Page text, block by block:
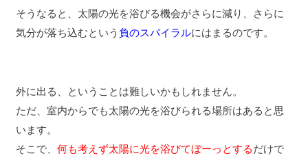
そうなると、太陽の光を浴びる機会がさらに減り、さらに
気分が落ち込むという 負のスパイラルにはまるのです。
外に出る、ということは難しいかもしれません。
ただ、室内からでも太陽の光を浴びられる場所はあると思
います。
そこで、 何も考えず太陽に光を浴びてぼーっとするだけで